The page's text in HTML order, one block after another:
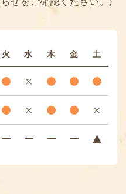
火 水 木 金 土